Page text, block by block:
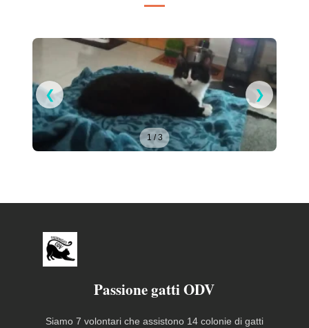
❮ ❯
1 / 3
Passione gatti ODV
Siamo 7 volontari che assistono 14 colonie di gatti